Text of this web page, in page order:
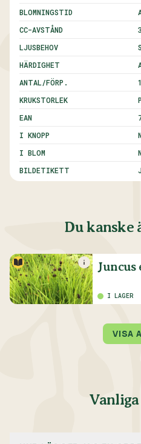
BLOMNINGSTID
CC-AVSTÅND
LJUSBEHOV
HÄRDIGHET
ANTAL/FÖRP.
KRUKSTORLEK
EAN
I KNOPP
I BLOM
BILDETIKETT
Du kanske
Juncus
I LAGER
VISA